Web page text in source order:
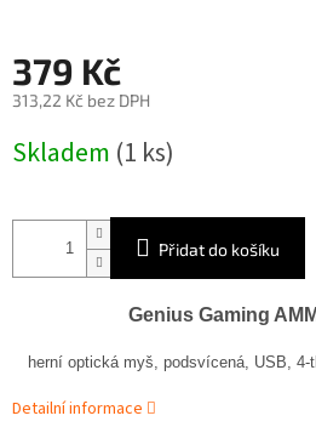
379 Kč
313,22 Kč bez DPH
cena:
Skladem (1 ks)
Přidat do košíku
Genius Gaming
herní optická myš, podsvícená, USB,
Detailní informace